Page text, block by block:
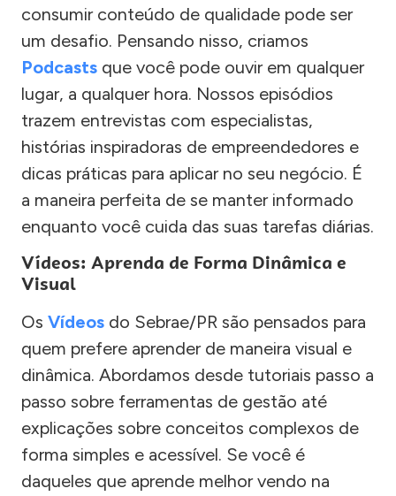
consumir conteúdo de qualidade pode ser
um desafio. Pensando nisso, criamos
Podcasts que você pode ouvir em qualquer
lugar, a qualquer hora. Nossos episódios
trazem entrevistas com especialistas,
histórias inspiradoras de empreendedores e
dicas práticas para aplicar no seu negócio. É
a maneira perfeita de se manter informado
enquanto você cuida das suas tarefas diárias.
Vídeos: Aprenda de Forma Dinâmica e
Visual
Os Vídeos do Sebrae/PR são pensados para
quem prefere aprender de maneira visual e
dinâmica. Abordamos desde tutoriais passo a
passo sobre ferramentas de gestão até
explicações sobre conceitos complexos de
forma simples e acessível. Se você é
daqueles que aprende melhor vendo na